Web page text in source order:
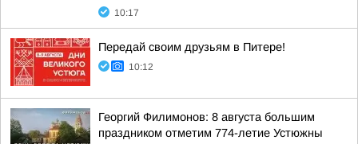
10:17
Передай своим друзьям в Питере!
10:12
Георгий Филимонов: 8 августа большим
праздником отметим 774-летие Устюжны